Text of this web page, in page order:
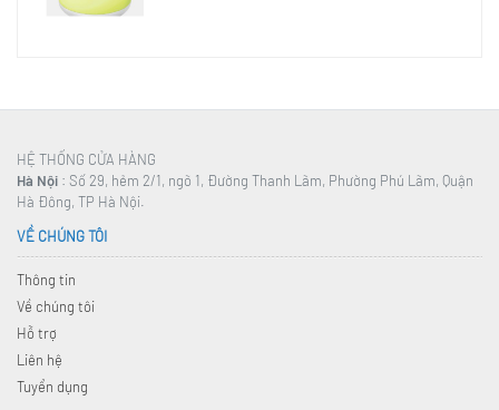
HỆ THỐNG CỬA HÀNG
Hà Nội : Số 29, hẻm 2/1, ngõ 1, Đường Thanh Lãm, Phường Phú Lãm, Quận
Hà Đông, TP Hà Nội.
VỀ CHÚNG TÔI
Thông tin
Về chúng tôi
Hỗ trợ
Liên hệ
Tuyển dụng